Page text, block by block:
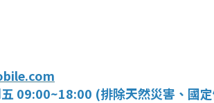
(排除天然災害、國定